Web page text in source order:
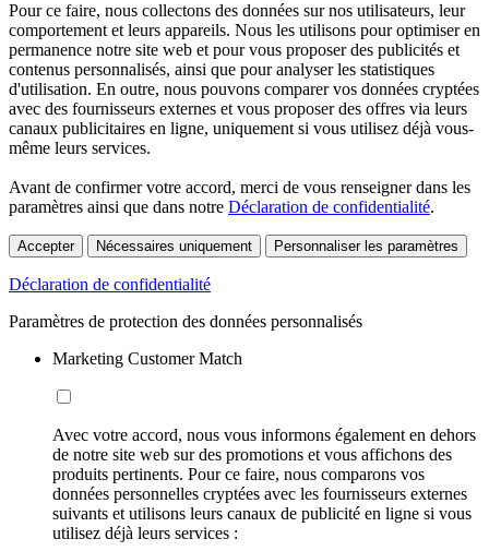
Pour ce faire, nous collectons des données sur nos utilisateurs, leur
comportement et leurs appareils. Nous les utilisons pour optimiser en
permanence notre site web et pour vous proposer des publicités et
contenus personnalisés, ainsi que pour analyser les statistiques
d'utilisation. En outre, nous pouvons comparer vos données cryptées
avec des fournisseurs externes et vous proposer des offres via leurs
canaux publicitaires en ligne, uniquement si vous utilisez déjà vous-
même leurs services.
Avant de confirmer votre accord, merci de vous renseigner dans les
paramètres ainsi que dans notre Déclaration de confidentialité.
Accepter Nécessaires uniquement Personnaliser les paramètres
Déclaration de confidentialité
Paramètres de protection des données personnalisés
Marketing Customer Match
Avec votre accord, nous vous informons également en dehors
de notre site web sur des promotions et vous affichons des
produits pertinents. Pour ce faire, nous comparons vos
données personnelles cryptées avec les fournisseurs externes
suivants et utilisons leurs canaux de publicité en ligne si vous
utilisez déjà leurs services :